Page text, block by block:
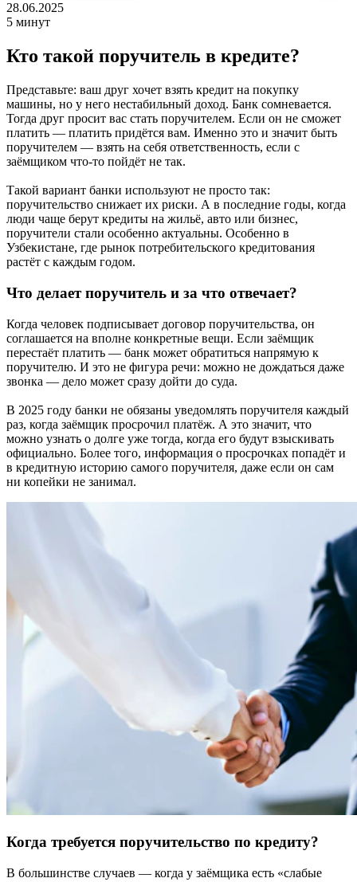
28.06.2025
5 минут
Кто такой поручитель в кредите?
Представьте: ваш друг хочет взять кредит на покупку
машины, но у него нестабильный доход. Банк сомневается.
Тогда друг просит вас стать поручителем. Если он не сможет
платить — платить придётся вам. Именно это и значит быть
поручителем — взять на себя ответственность, если с
заёмщиком что-то пойдёт не так.
Такой вариант банки используют не просто так:
поручительство снижает их риски. А в последние годы, когда
люди чаще берут кредиты на жильё, авто или бизнес,
поручители стали особенно актуальны. Особенно в
Узбекистане, где рынок потребительского кредитования
растёт с каждым годом.
Что делает поручитель и за что отвечает?
Когда человек подписывает договор поручительства, он
соглашается на вполне конкретные вещи. Если заёмщик
перестаёт платить — банк может обратиться напрямую к
поручителю. И это не фигура речи: можно не дождаться даже
звонка — дело может сразу дойти до суда.
В 2025 году банки не обязаны уведомлять поручителя каждый
раз, когда заёмщик просрочил платёж. А это значит, что
можно узнать о долге уже тогда, когда его будут взыскивать
официально. Более того, информация о просрочках попадёт и
в кредитную историю самого поручителя, даже если он сам
ни копейки не занимал.
Когда требуется поручительство по кредиту?
В большинстве случаев — когда у заёмщика есть «слабые